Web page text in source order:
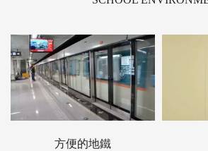
方便的地鐵